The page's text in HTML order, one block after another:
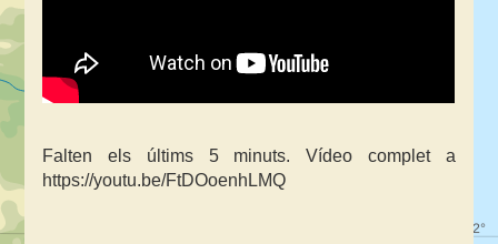
Falten els últims 5 minuts. Vídeo complet a
https://youtu.be/FtDOoenhLMQ